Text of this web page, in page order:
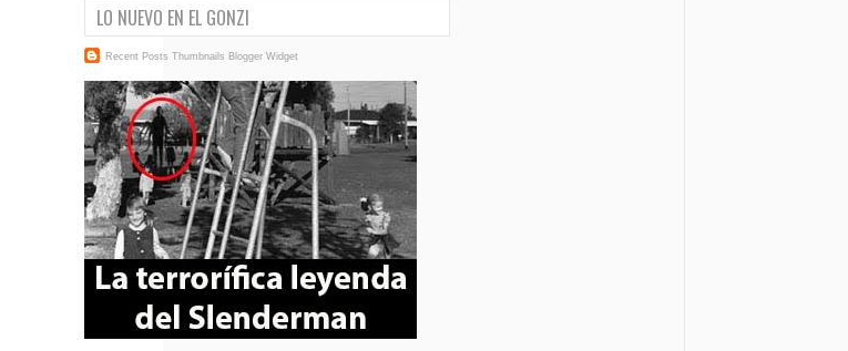
LO NUEVO EN EL GONZI
Recent Posts Thumbnails Blogger Widget